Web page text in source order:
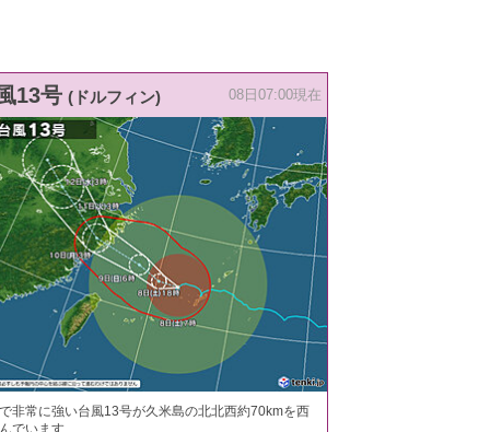
13号 (ドルフィン) 08日07:00現在
非常に強い台風13号が久米島の北北西約70kmを西
でいます